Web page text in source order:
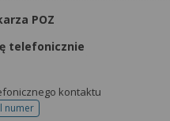
POZ
telefonicznie
kontaktu
numerdo rejestracji